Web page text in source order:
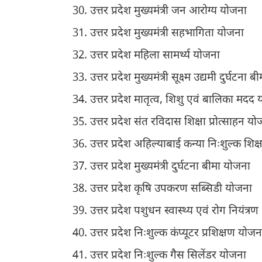
उत्तर प्रदेश मुख्यमंत्री जन आरोग्य योजना
उत्तर प्रदेश मुख्यमंत्री सहभागिता योजना
उत्तर प्रदेश महिला सामर्थ्य योजना
उत्तर प्रदेश मुख्यमंत्री सूक्ष्म उद्यमी दुर्घटना
उत्तर प्रदेश मातृत्व, शिशु एवं बालिका मदद
उत्तर प्रदेश संत रविदास शिक्षा प्रोत्साहन
उत्तर प्रदेश अहिल्याबाई कन्या निःशुल्क
उत्तर प्रदेश मुख्यमंत्री दुर्घटना बीमा योजना
उत्तर प्रदेश कृषि उपकरण सब्सिडी योजना
उत्तर प्रदेश पशुधन स्वास्थ्य एवं रोग नियंत्रण
उत्तर प्रदेश निःशुल्क कंप्यूटर प्रशिक्षण
उत्तर प्रदेश निःशुल्क गैस सिलेंडर योजना